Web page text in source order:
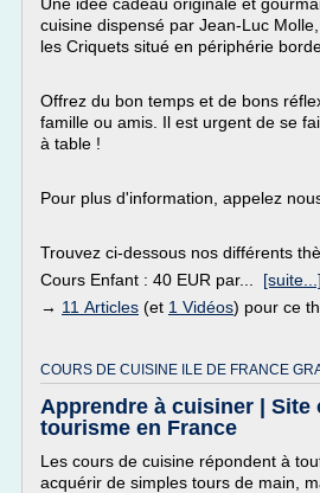
cuisine dispensé par Jean-Luc
les Criquets situé en périphérie
Offrez du bon temps et de bons
famille ou amis. Il est urgent de se
à table !
Pour plus d'information, appelez
Trouvez ci-dessous nos différents
Cours Enfant : 40 EUR par... [suite...]
→ 11 Articles (et 1 Vidéos) pour ce
COURS DE CUISINE ILE DE FRANCE
Apprendre à cuisiner | Site
tourisme en France
Les cours de cuisine répondent à
acquérir de simples tours de main,